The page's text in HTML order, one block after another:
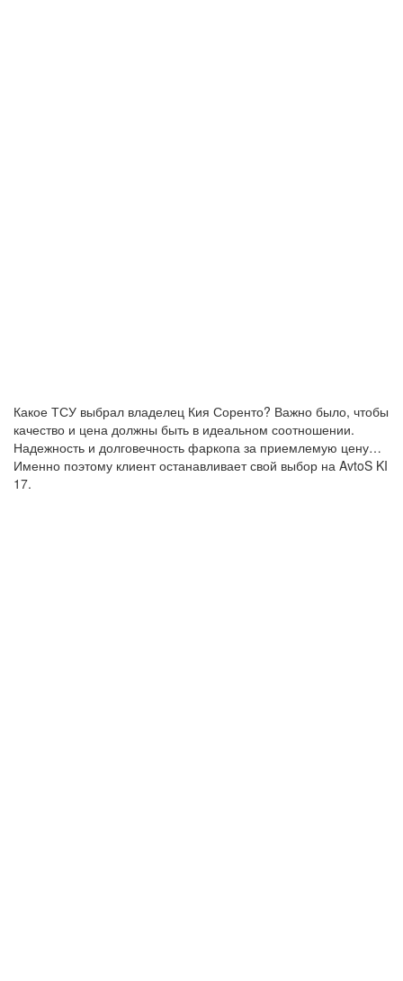
Какое ТСУ выбрал владелец Кия Соренто? Важно было, чтобы
качество и цена должны быть в идеальном соотношении.
Надежность и долговечность фаркопа за приемлемую цену…
Именно поэтому клиент останавливает свой выбор на AvtoS KI
17.